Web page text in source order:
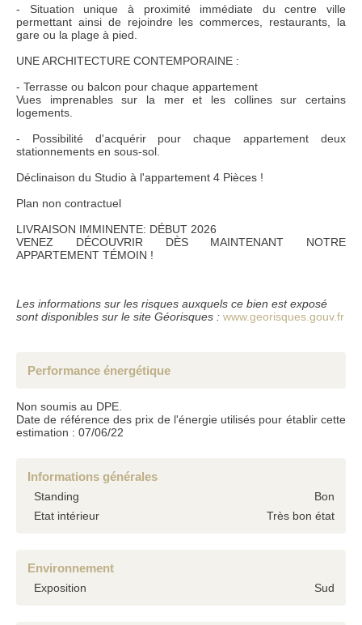
Conformément à la loi informatique et liberté du 6 janvier 1978, les renseignements
fournis sont strictement confidentiels et ne peuvent être communiqués à des tiers
faire rectifier si nécessaire. si vous ne souhaitez pas que nous conservions ceux-ci,
nous vous serions reconnaissants de nous en informer par courrier ou par e-mail.
- Situation unique à proximité immédiate du centre ville
permettant ainsi de rejoindre les commerces, restaurants, la
gare ou la plage à pied.
UNE ARCHITECTURE CONTEMPORAINE :
- Terrasse ou balcon pour chaque appartement
Vues imprenables sur la mer et les collines sur certains
logements.
- Possibilité d'acquérir pour chaque appartement deux
stationnements en sous-sol.
Déclinaison du Studio à l'appartement 4 Pièces !
Plan non contractuel
LIVRAISON IMMINENTE: DÉBUT 2026
VENEZ DÉCOUVRIR DÈS MAINTENANT NOTRE
APPARTEMENT TÉMOIN !
Les informations sur les risques auxquels ce bien est exposé
sont disponibles sur le site Géorisques : www.georisques.gouv.fr
Performance énergétique
Non soumis au DPE.
Date de référence des prix de l'énergie utilisés pour établir cette
estimation : 07/06/22
Informations générales
Standing
Bon
Etat intérieur
Très bon état
Environnement
Exposition Sud